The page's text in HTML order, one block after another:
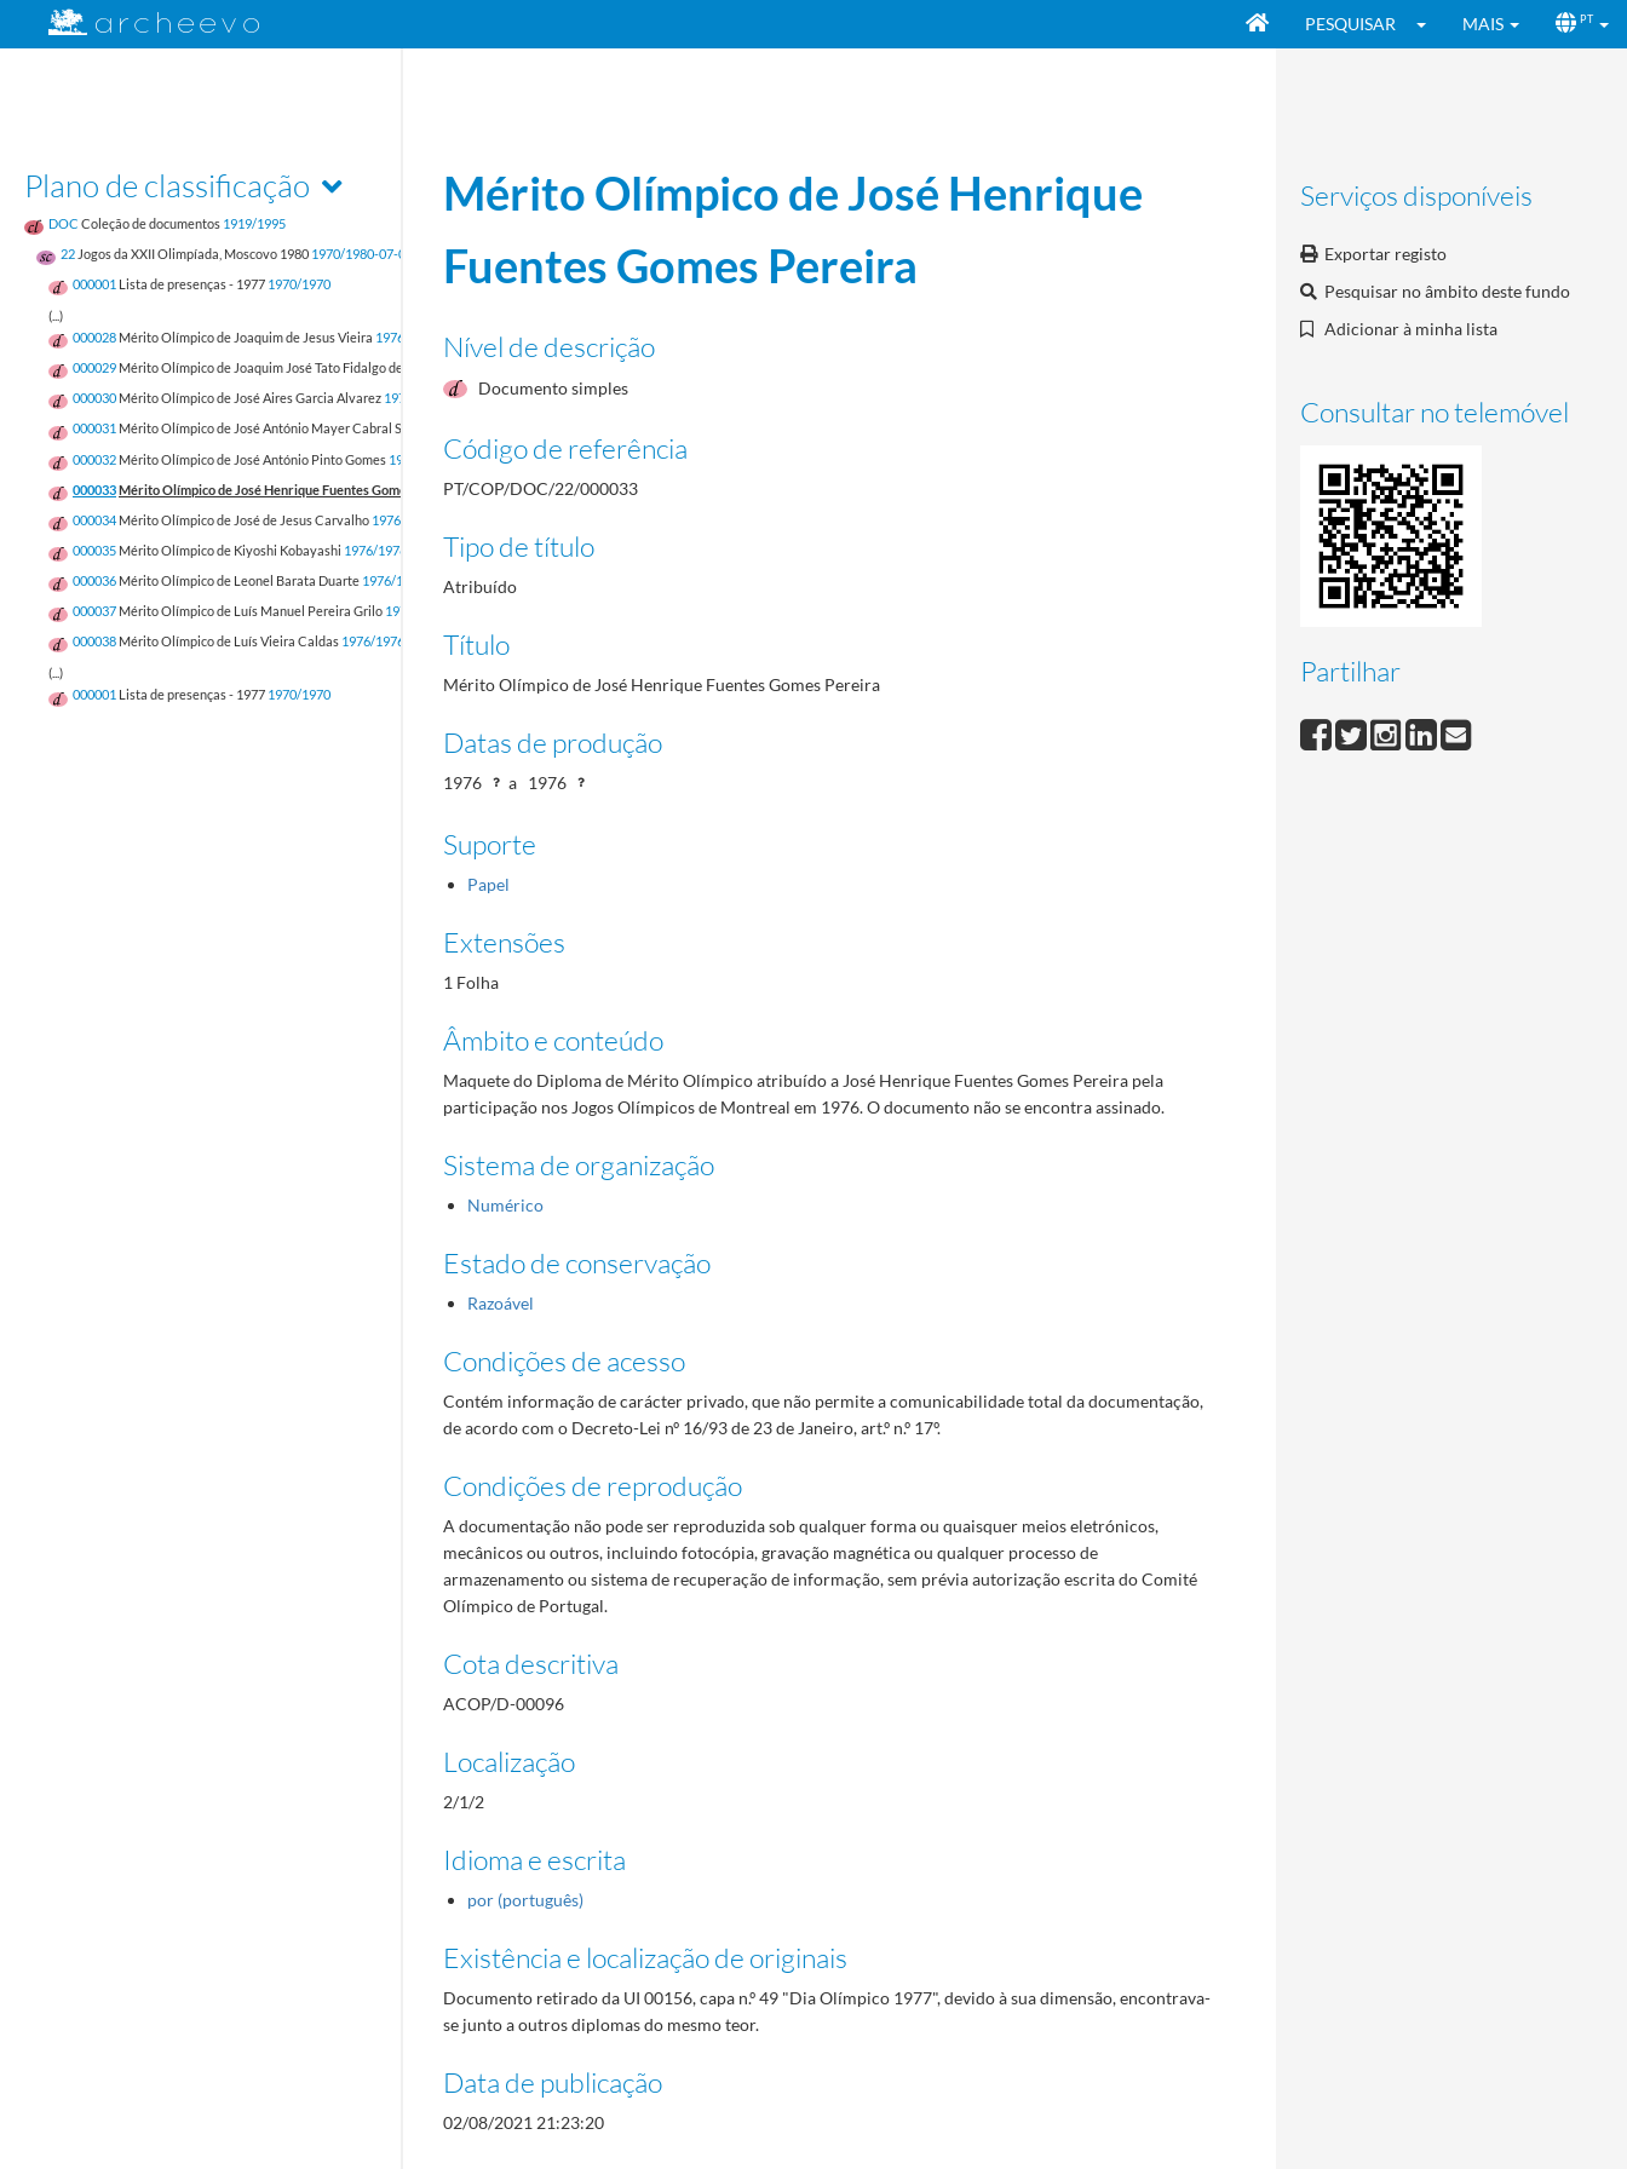
PESQUISAR MAIS PT
Plano de classificação
DOC Coleção de documentos 1919/1995
22 Jogos da XXII Olimpíada, Moscovo 1980 1970/1980-07-03
000001 Lista de presenças - 1977 1970/1970
(...)
000028 Mérito Olímpico de Joaquim de Jesus Vieira 1976/1976
000029 Mérito Olímpico de Joaquim José Tato Fidalgo de Freitas
000030 Mérito Olímpico de José Aires Garcia Alvarez 1976/1976
000031 Mérito Olímpico de José António Mayer Cabral Sacadura
000032 Mérito Olímpico de José António Pinto Gomes 1976/1976
000033Mérito Olímpico de José Henrique Fuentes Gomes Pereira1976/1976
000034 Mérito Olímpico de José de Jesus Carvalho 1976/1976
000035 Mérito Olímpico de Kiyoshi Kobayashi 1976/1976
000036 Mérito Olímpico de Leonel Barata Duarte 1976/1976
000037 Mérito Olímpico de Luís Manuel Pereira Grilo 1976/1976
000038 Mérito Olímpico de Luís Vieira Caldas 1976/1976
(...)
000001 Lista de presenças - 1977 1970/1970
Serviços disponíveis
Exportar registo
Pesquisar no âmbito deste fundo
Adicionar à minha lista
Consultar no telemóvel
Partilhar
Mérito Olímpico de José Henrique
Fuentes Gomes Pereira
Nível de descrição
Documento simples
Código de referência
PT/COP/DOC/22/000033
Tipo de título
Atribuído
Título
Mérito Olímpico de José Henrique Fuentes Gomes Pereira
Datas de produção
1976 a 1976
Suporte
Papel
Extensões
1 Folha
Âmbito e conteúdo
Maquete do Diploma de Mérito Olímpico atribuído a José Henrique Fuentes Gomes Pereira pela
participação nos Jogos Olímpicos de Montreal em 1976. O documento não se encontra assinado.
Sistema de organização
Numérico
Estado de conservação
Razoável
Condições de acesso
Contém informação de carácter privado, que não permite a comunicabilidade total da documentação,
de acordo com o Decreto-Lei nº 16/93 de 23 de Janeiro, art.º n.º 17º.
Condições de reprodução
A documentação não pode ser reproduzida sob qualquer forma ou quaisquer meios eletrónicos,
mecânicos ou outros, incluindo fotocópia, gravação magnética ou qualquer processo de
armazenamento ou sistema de recuperação de informação, sem prévia autorização escrita do Comité
Olímpico de Portugal.
Cota descritiva
ACOP/D-00096
Localização
2/1/2
Idioma e escrita
por (português)
Existência e localização de originais
Documento retirado da UI 00156, capa n.º 49 "Dia Olímpico 1977", devido à sua dimensão, encontrava-
se junto a outros diplomas do mesmo teor.
Data de publicação
02/08/2021 21:23:20